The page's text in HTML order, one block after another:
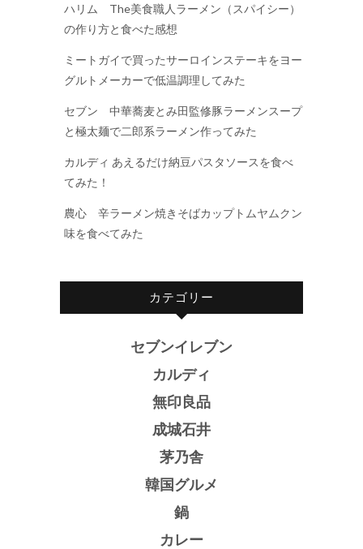
ハリム The美食職人ラーメン（スパイシー）
の作り方と食べた感想
ミートガイで買ったサーロインステーキをヨー
グルトメーカーで低温調理してみた
セブン 中華蕎麦とみ田監修豚ラーメンスープ
と極太麺で二郎系ラーメン作ってみた
カルディ あえるだけ納豆パスタソースを食べ
てみた！
農心 辛ラーメン焼きそばカップトムヤムクン
味を食べてみた
カテゴリー
セブンイレブン
カルディ
無印良品
成城石井
茅乃舎
韓国グルメ
鍋
カレー